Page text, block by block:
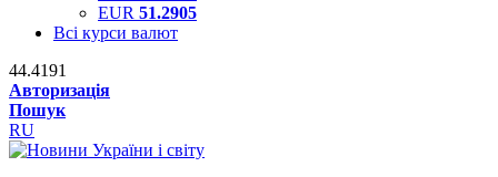
EUR 51.2905
Всі курси валют
44.4191
Авторизація
Пошук
RU